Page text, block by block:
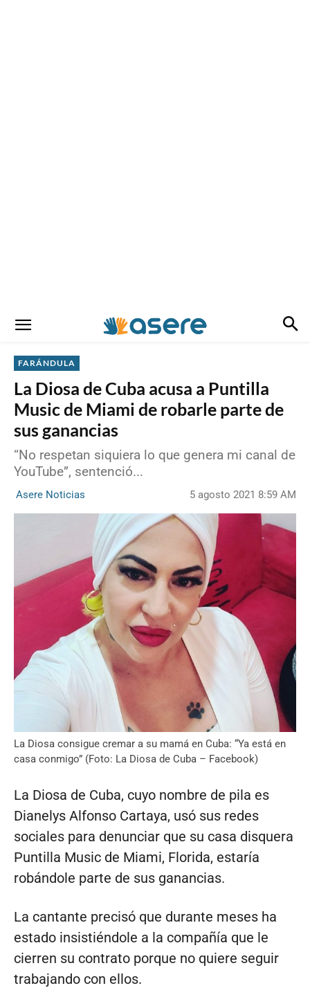
FARÁNDULA
La Diosa de Cuba acusa a Puntilla
Music de Miami de robarle parte de
sus ganancias
“No respetan siquiera lo que genera mi canal de
YouTube”, sentenció...
Asere Noticias 5 agosto 2021 8:59 AM
La Diosa consigue cremar a su mamá en Cuba: “Ya está en
casa conmigo” (Foto: La Diosa de Cuba – Facebook)
La Diosa de Cuba, cuyo nombre de pila es
Dianelys Alfonso Cartaya, usó sus redes
sociales para denunciar que su casa disquera
Puntilla Music de Miami, Florida, estaría
robándole parte de sus ganancias.
La cantante precisó que durante meses ha
estado insistiéndole a la compañía que le
cierren su contrato porque no quiere seguir
trabajando con ellos.